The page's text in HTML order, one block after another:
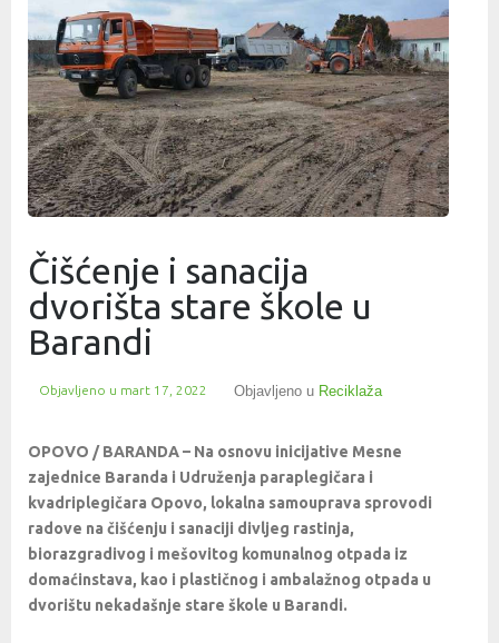
Čišćenje i sanacija
dvorišta stare škole u
Barandi
Objavljeno u mart 17, 2022 Objavljeno u Reciklaža
OPOVO / BARANDA – Na osnovu inicijative Mesne
zajednice Baranda i Udruženja paraplegičara i
kvadriplegičara Opovo, lokalna samouprava sprovodi
radove na čišćenju i sanaciji divljeg rastinja,
biorazgradivog i mešovitog komunalnog otpada iz
domaćinstava, kao i plastičnog i ambalažnog otpada u
dvorištu nekadašnje stare škole u Barandi.